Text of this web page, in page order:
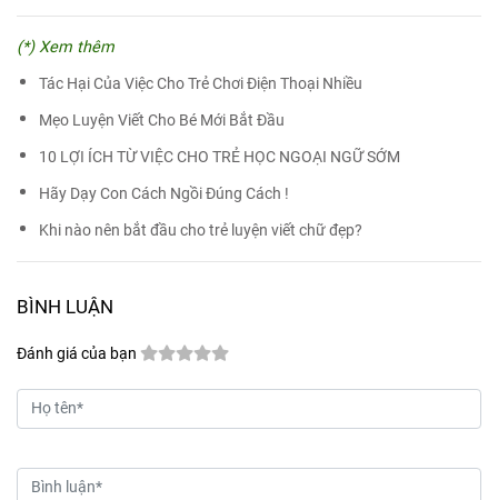
(*) Xem thêm
Tác Hại Của Việc Cho Trẻ Chơi Điện Thoại Nhiều
Mẹo Luyện Viết Cho Bé Mới Bắt Đầu
10 LỢI ÍCH TỪ VIỆC CHO TRẺ HỌC NGOẠI NGỮ SỚM
Hãy Dạy Con Cách Ngồi Đúng Cách !
Khi nào nên bắt đầu cho trẻ luyện viết chữ đẹp?
BÌNH LUẬN
Đánh giá của bạn